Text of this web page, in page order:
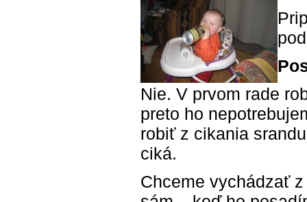
Nie. V prvom rade
preto ho
robiť z cikania
ciká.
Chceme vychádzať